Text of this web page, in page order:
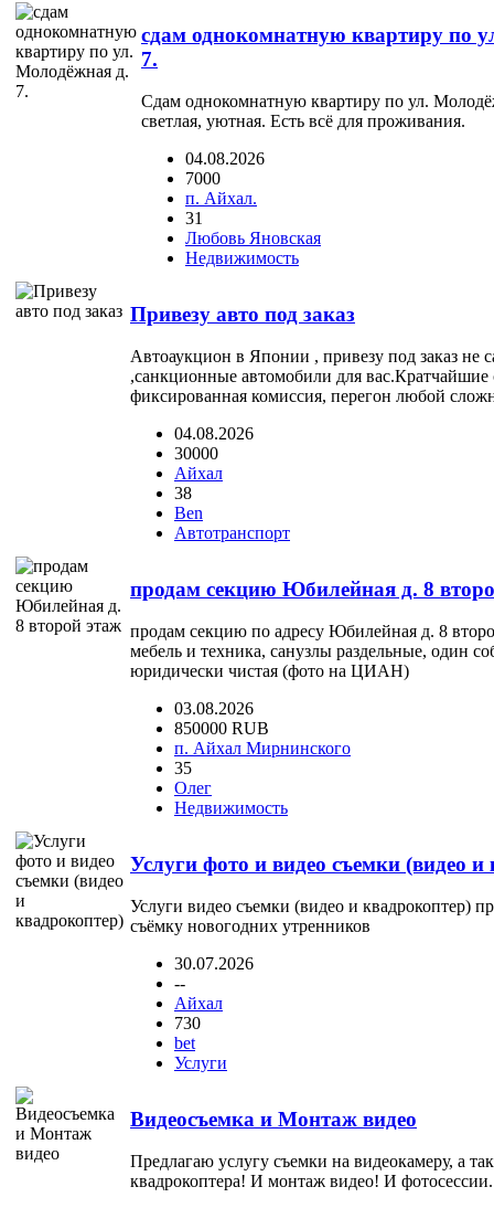
сдам однокомнатную квартиру по
7.
Сдам однокомнатную квартиру по ул.
светлая, уютная. Есть всё для проживания.
04.08.2026
7000
п. Айхал.
31
Любовь Яновская
Недвижимость
Привезу авто под заказ
Автоаукцион в Японии , привезу под заказ не
,санкционные автомобили для вас.Кратчайшие
фиксированная комиссия, перегон любой
04.08.2026
30000
Айхал
38
Ben
Автотранспорт
продам секцию Юбилейная д. 8
продам секцию по адресу Юбилейная д. 8
мебель и техника, санузлы раздельные, один
юридически чистая (фото на ЦИАН)
03.08.2026
850000 RUB
п. Айхал Мирнинского
35
Олег
Недвижимость
Услуги фото и видео съемки (видео и
Услуги видео съемки (видео и квадрокоптер)
съёмку новогодних утренников
30.07.2026
--
Айхал
730
bet
Услуги
Видеосъемка и Монтаж видео
Предлагаю услугу съемки на видеокамеру, а
квадрокоптера! И монтаж видео! И фотосессии.